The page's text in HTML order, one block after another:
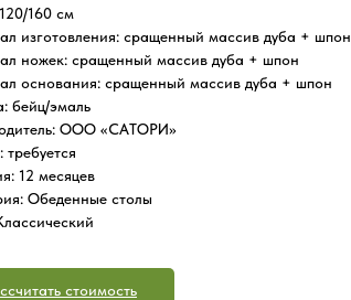
160 см
изготовления: сращенный массив дуба + шпон
ножек: сращенный массив дуба + шпон
основания: сращенный массив дуба + шпон
бейц/эмаль
ООО «САТОРИ»
12 месяцев
Обеденные столы
стоимость